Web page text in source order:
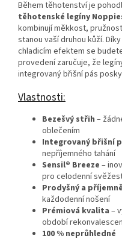
Během těhotenství je
těhotenské legíny
kombinují měkkost,
stanou vaší druhou kůží.
chladicím efektem se
provedení zaručuje, že
integrovaný břišní pás
Vlastnosti:
Bezešvý střih –
oblečením
Integrovaný břišní
nepříjemného tahání
Sensil® Breeze –
pro celodenní
Prodyšný a
každodenní nošení
Prémiová kvalita –
období
100 % neprůhledné